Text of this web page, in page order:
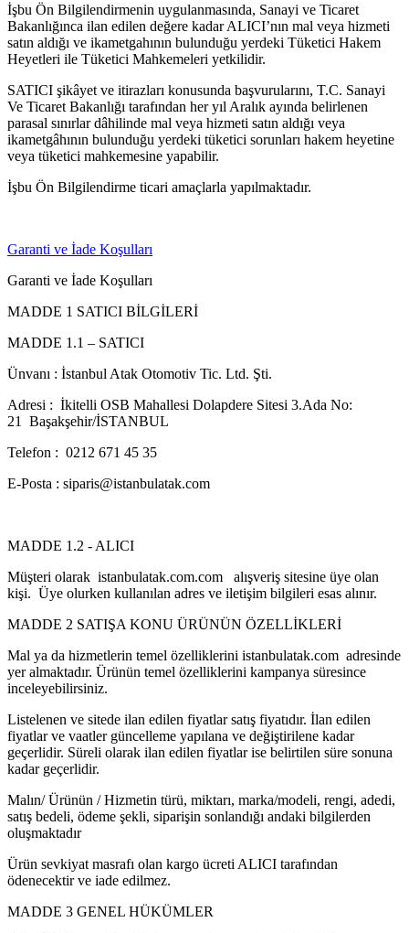
İşbu Ön Bilgilendirmenin uygulanmasında, Sanayi ve Ticaret
Bakanlığınca ilan edilen değere kadar ALICI’nın mal veya hizmeti
satın aldığı ve ikametgahının bulunduğu yerdeki Tüketici Hakem
Heyetleri ile Tüketici Mahkemeleri yetkilidir.
SATICI şikâyet ve itirazları konusunda başvurularını, T.C. Sanayi
Ve Ticaret Bakanlığı tarafından her yıl Aralık ayında belirlenen
parasal sınırlar dâhilinde mal veya hizmeti satın aldığı veya
ikametgâhının bulunduğu yerdeki tüketici sorunları hakem heyetine
veya tüketici mahkemesine yapabilir.
İşbu Ön Bilgilendirme ticari amaçlarla yapılmaktadır.
Garanti ve İade Koşulları
Garanti ve İade Koşulları
MADDE 1 SATICI BİLGİLERİ
MADDE 1.1 – SATICI
Ünvanı : İstanbul Atak Otomotiv Tic. Ltd. Şti.
Adresi : İkitelli OSB Mahallesi Dolapdere Sitesi 3.Ada No:
21 Başakşehir/İSTANBUL
Telefon : 0212 671 45 35
E-Posta : siparis@istanbulatak.com
MADDE 1.2 - ALICI
Müşteri olarak istanbulatak.com.com alışveriş sitesine üye olan
kişi. Üye olurken kullanılan adres ve iletişim bilgileri esas alınır.
MADDE 2 SATIŞA KONU ÜRÜNÜN ÖZELLİKLERİ
Mal ya da hizmetlerin temel özelliklerini istanbulatak.com adresinde
yer almaktadır. Ürünün temel özelliklerini kampanya süresince
inceleyebilirsiniz.
Listelenen ve sitede ilan edilen fiyatlar satış fiyatıdır. İlan edilen
fiyatlar ve vaatler güncelleme yapılana ve değiştirilene kadar
geçerlidir. Süreli olarak ilan edilen fiyatlar ise belirtilen süre sonuna
kadar geçerlidir.
Malın/ Ürünün / Hizmetin türü, miktarı, marka/modeli, rengi, adedi,
satış bedeli, ödeme şekli, siparişin sonlandığı andaki bilgilerden
oluşmaktadır
Ürün sevkiyat masrafı olan kargo ücreti ALICI tarafından
ödenecektir ve iade edilmez.
MADDE 3 GENEL HÜKÜMLER